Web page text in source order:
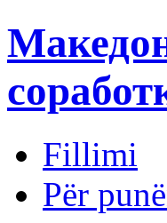
Fillimi
Për